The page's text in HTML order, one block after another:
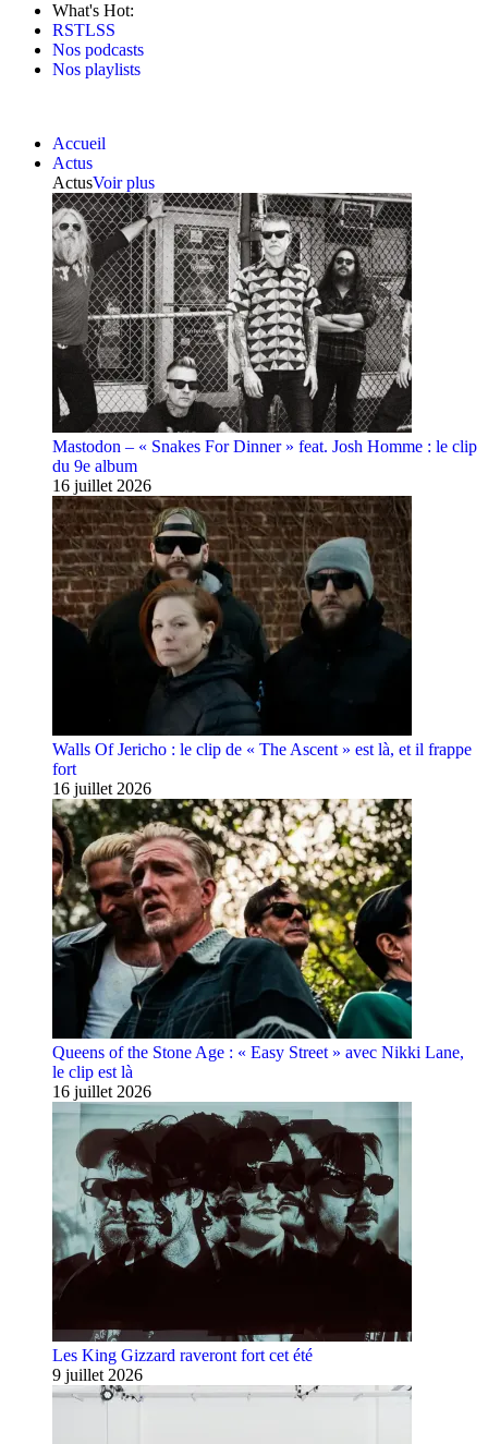
What's Hot:
RSTLSS
Nos podcasts
Nos playlists
Accueil
Actus
ActusVoir plus
Mastodon – « Snakes For Dinner » feat. Josh Homme : le clip
du 9e album
16 juillet 2026
Walls Of Jericho : le clip de « The Ascent » est là, et il frappe
fort
16 juillet 2026
Queens of the Stone Age : « Easy Street » avec Nikki Lane,
le clip est là
16 juillet 2026
Les King Gizzard raveront fort cet été
9 juillet 2026